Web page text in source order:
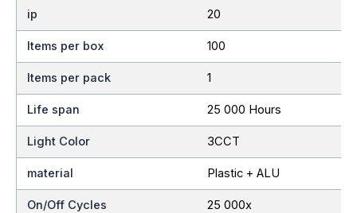
ip 20
Items per box 100
Items per pack 1
Life span 25 000 Hours
Light Color 3CCT
material Plastic + ALU
On/Off Cycles 25 000x